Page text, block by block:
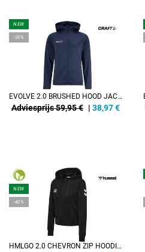
NEW
-35%
EVOLVE 2.0 BRUSHED HOOD JACKET W
Adviesprijs 59,95 € | 38,97€
NEW
-40%
HMLGO 2.0 CHEVRON ZIP HOODIE WOMAN